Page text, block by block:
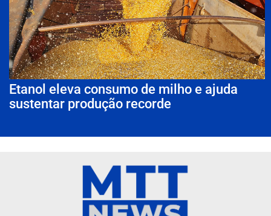
Etanol eleva consumo de milho e ajuda
sustentar produção recorde